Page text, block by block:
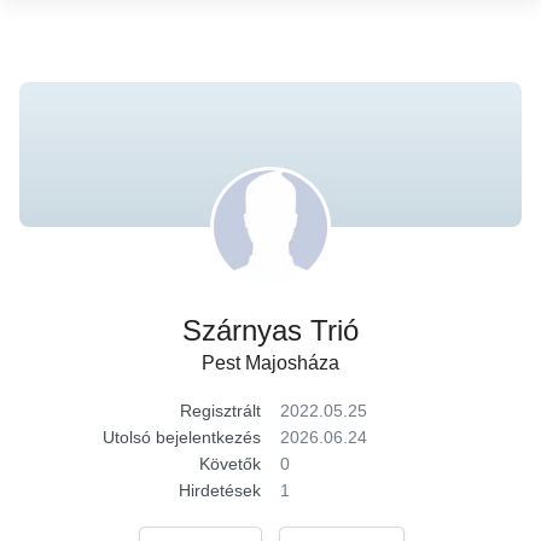
Szárnyas Trió
Pest Majosháza
Regisztrált
2022.05.25
Utolsó bejelentkezés
2026.06.24
Követők
0
Hirdetések
1